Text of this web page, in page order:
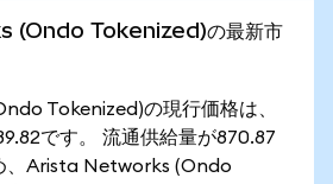
Tokenized)の最新市
Tokenized)の現行価格は、
です。 流通供給量が870.87
、Arista Networks (Ondo